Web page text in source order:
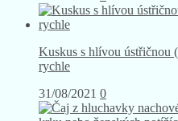
Kuskus s hlívou ústřičnou
rychle
31/08/2021 0